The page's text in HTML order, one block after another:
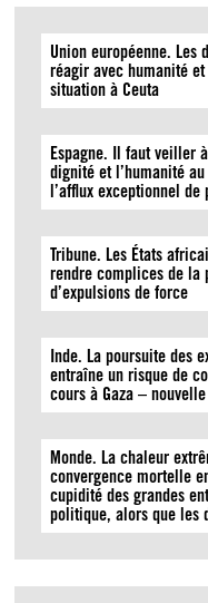
Union européenne. Les
réagir avec humanité
situation à Ceuta
Espagne. Il faut veiller
dignité et l’humanité
l’afflux exceptionnel de
Tribune. Les États
rendre complices de
d’expulsions de force
Inde. La poursuite des
entraîne un risque de
cours à Gaza –
Monde. La chaleur
convergence mortelle
cupidité des grandes
politique, alors que les